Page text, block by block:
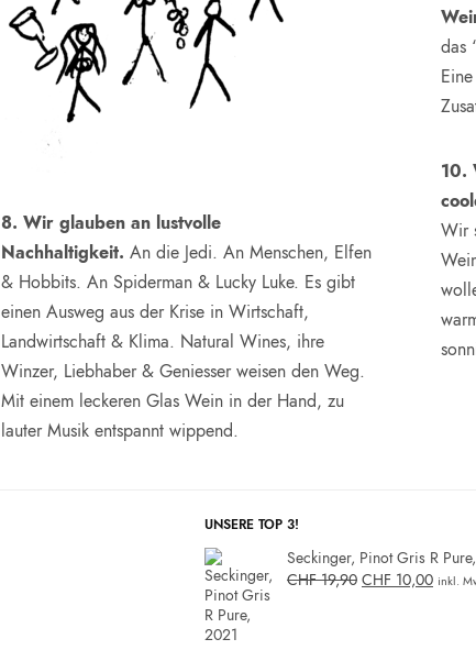
8. Wir glauben an lustvolle
Nachhaltigkeit.An die Jedi. An Menschen, Elfen
& Hobbits. An Spiderman & Lucky Luke. Es gibt
einen Ausweg aus der Krise in Wirtschaft,
Landwirtschaft & Klima. Natural Wines, ihre
Winzer, Liebhaber & Geniesser weisen den Weg.
Mit einem leckeren Glas Wein in der Hand, zu
lauter Musik entspannt wippend.
das
10.
Wir
UNSERE TOP 3!
Seckinger, Pinot Gris R
CHF19,90 CHF 10,00 inkl.